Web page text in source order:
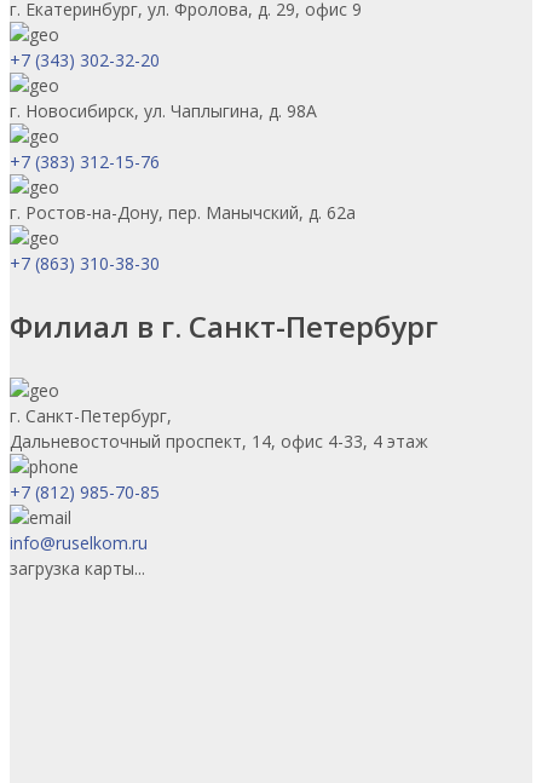
г. Екатеринбург, ул. Фролова, д. 29, офис 9
+7 (343) 302-32-20
г. Новосибирск, ул. Чаплыгина, д. 98А
+7 (383) 312-15-76
г. Ростов-на-Дону, пер. Манычский, д. 62а
+7 (863) 310-38-30
Филиал в г. Санкт-Петербург
г. Санкт-Петербург,
Дальневосточный проспект, 14, офис 4-33, 4 этаж
+7 (812) 985-70-85
info@ruselkom.ru
загрузка карты...